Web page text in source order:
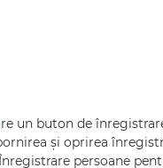
un buton de
şi oprirea
persoane